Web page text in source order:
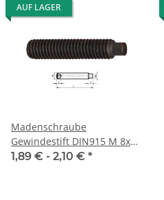
AUF LAGER
Madenschraube
Gewindestift DIN915 M 8x16
Zapfen 10x
1,89 € - 2,10 € *